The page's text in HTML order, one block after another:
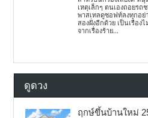
เหตุเล็กๆ ตนเองถอยรถ
พาสเทลดูซอฟท์ลงทุกอย่
สองฝั่งอีกด้วย เป็นเรื่อง
จากเรื่องร้าย...
ดูดวง
ฤกษ์ขึ้นบ้านใหม่